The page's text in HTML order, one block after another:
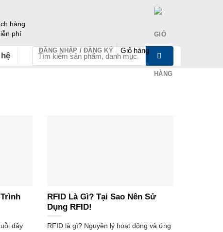
hàng
phí
ĐĂNG NHẬP / ĐĂNG KÝ Giỏ hàng
Tìm
kiếm:
dây
RFID Là Gì? Tại Sao Nên Sử
Dụng RFID!
RFID là gì? Nguyên lý hoạt động và ứng